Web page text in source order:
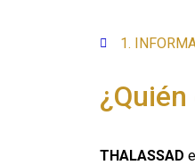
1.
THALASSAD